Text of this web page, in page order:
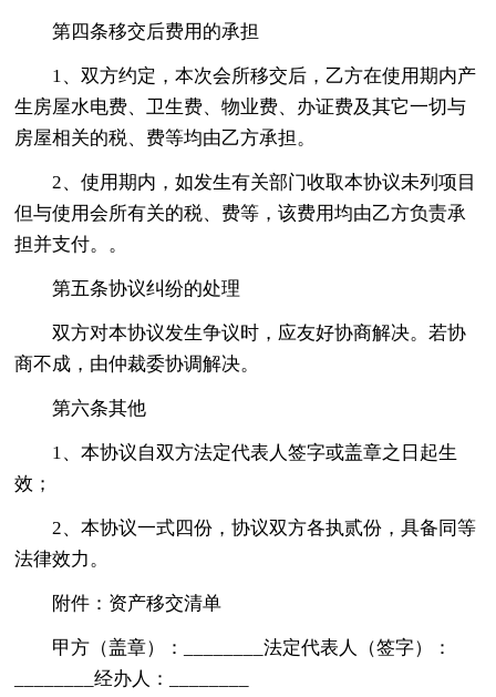
第四条移交后费用的承担
1、双方约定，本次会所移交后，乙方在使用期内产
生房屋水电费、卫生费、物业费、办证费及其它一切与
房屋相关的税、费等均由乙方承担。
2、使用期内，如发生有关部门收取本协议未列项目
但与使用会所有关的税、费等，该费用均由乙方负责承
担并支付。。
第五条协议纠纷的处理
双方对本协议发生争议时，应友好协商解决。若协
商不成，由仲裁委协调解决。
第六条其他
1、本协议自双方法定代表人签字或盖章之日起生
效；
2、本协议一式四份，协议双方各执贰份，具备同等
法律效力。
附件：资产移交清单
甲方（盖章）：________法定代表人（签字）：
________经办人：________